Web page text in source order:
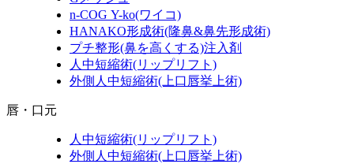
n-COG Y-ko(ワイコ)
HANAKO形成術(隆鼻&鼻先形成術)
プチ整形(鼻を高くする)注入剤
人中短縮術(リップリフト)
外側人中短縮術(上口唇挙上術)
唇・口元
人中短縮術(リップリフト)
外側人中短縮術(上口唇挙上術)